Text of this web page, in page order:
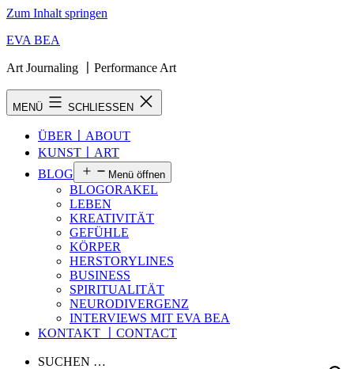
Zum Inhalt springen
EVA BEA
Art Journaling 〡Performance Art
MENÜ SCHLIESSEN
ÜBER〡ABOUT
KUNST〡ART
BLOG
Menü öffnen
BLOGORAKEL
LEBEN
KREATIVITÄT
GEFÜHLE
KÖRPER
HERSTORYLINES
BUSINESS
SPIRITUALITÄT
NEURODIVERGENZ
INTERVIEWS MIT EVA BEA
KONTAKT 〡CONTACT
SUCHEN …